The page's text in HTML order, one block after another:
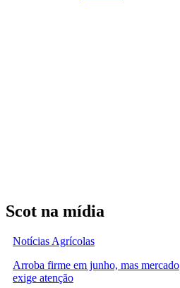
Scot na mídia
Notícias Agrícolas
Arroba firme em junho, mas mercado
exige atenção